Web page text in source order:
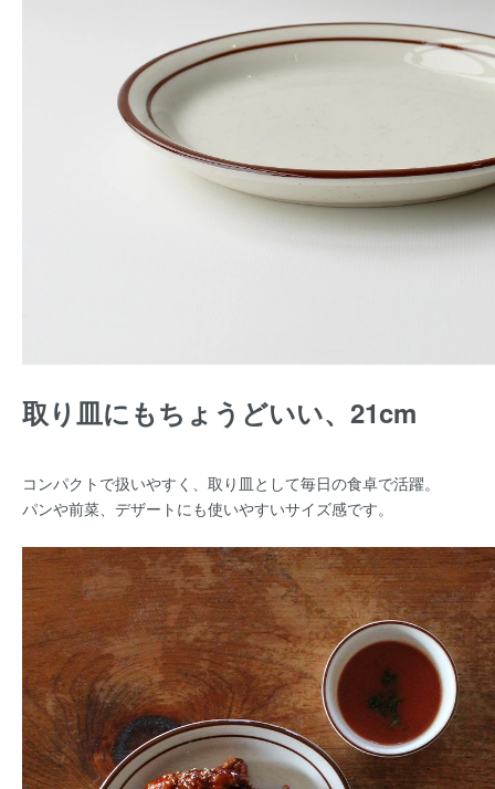
取り皿にもちょうどいい、21cm
コンパクトで扱いやすく、取り皿として毎日の食卓で活躍。
パンや前菜、デザートにも使いやすいサイズ感です。